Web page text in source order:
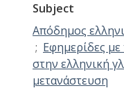
Subject
Απόδημος
; Εφημερίδες
στην ελληνική
μετανάστευση